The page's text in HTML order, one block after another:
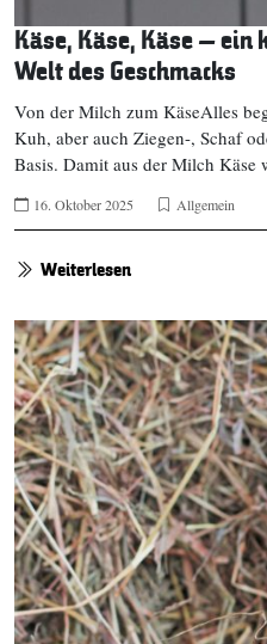
Käse, Käse, Käse – ein
Welt des Geschmacks
Von der Milch zum KäseAlles
Kuh, aber auch Ziegen-, Schaf
Basis. Damit aus der Milch
16. Oktober 2025 Allgemein
Weiterlesen